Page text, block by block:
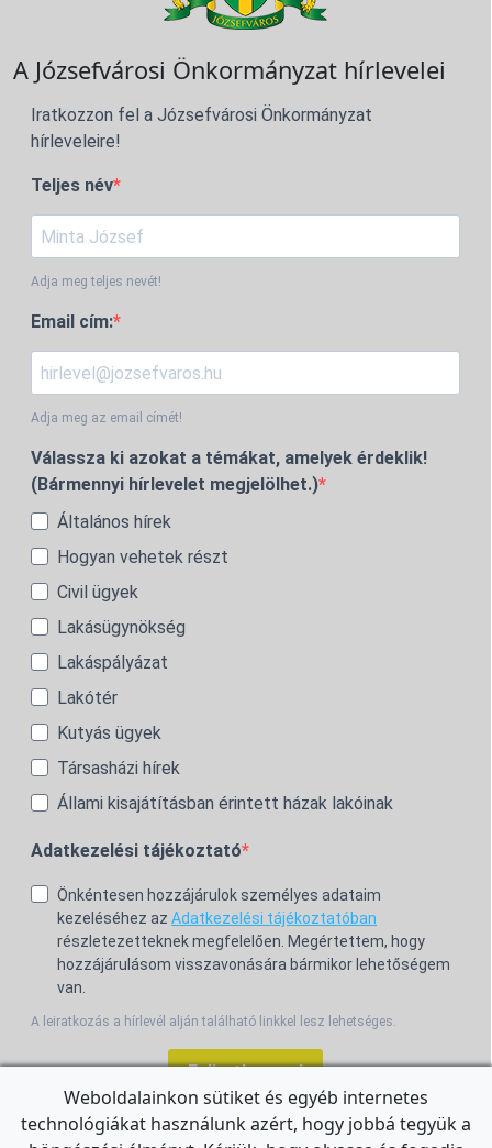
A Józsefvárosi Önkormányzat hírlevelei
Iratkozzon fel a Józsefvárosi Önkormányzat
hírleveleire!
Teljes név
Adja meg teljes nevét!
Email cím:
Adja meg az email címét!
Válassza ki azokat a témákat, amelyek érdeklik!
(Bármennyi hírlevelet megjelölhet.)
Általános hírek
Hogyan vehetek részt
Civil ügyek
Lakásügynökség
Lakáspályázat
Lakótér
Kutyás ügyek
Társasházi hírek
Állami kisajátításban érintett házak lakóinak
Adatkezelési tájékoztató
Önkéntesen hozzájárulok személyes adataim
kezeléséhez az Adatkezelési tájékoztatóban
részletezetteknek megfelelően. Megértettem, hogy
hozzájárulásom visszavonására bármikor lehetőségem
van.
A leiratkozás a hírlevél alján található linkkel lesz lehetséges.
Feliratkozom!
Weboldalainkon sütiket és egyéb internetes
technológiákat használunk azért, hogy jobbá tegyük a